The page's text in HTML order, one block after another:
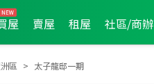
屋 賣屋 租屋 社區/商辦
區 太子龍邸一期